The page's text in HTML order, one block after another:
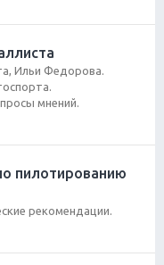
Ильи Федорова.
мнений.
пилотированию
рекомендации.